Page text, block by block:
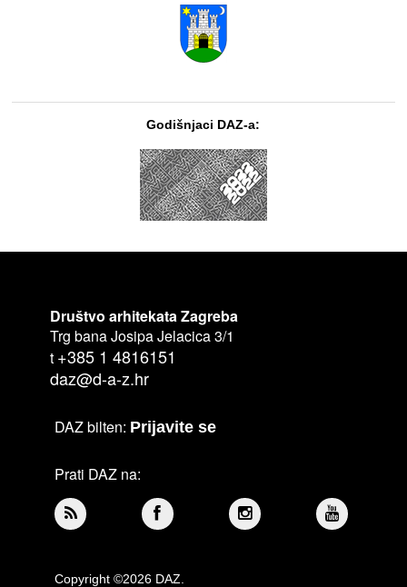
Godišnjaci DAZ-a:
Društvo arhitekata Zagreba
Trg bana Josipa Jelacica 3/1
t +385 1 4816151
daz@d-a-z.hr
DAZ bilten: Prijavite se
Prati DAZ na:
Copyright ©2026 DAZ.